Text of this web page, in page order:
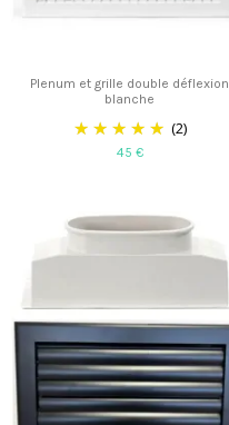
Plenum et grille double déflexion
blanche
(2)
45 €